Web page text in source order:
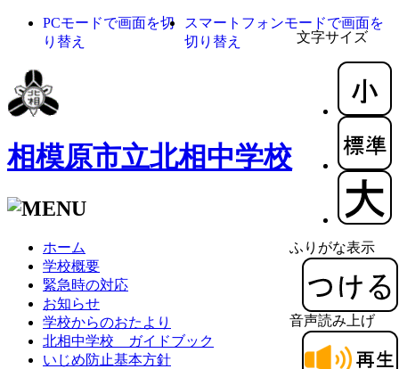
文字サイズ
ふりがな表示
音声読み上げ
PCモードで画面を切
り替え
スマートフォンモードで画面を
切り替え
相模原市立北相中学校
ホーム
学校概要
緊急時の対応
お知らせ
学校からのおたより
北相中学校 ガイドブック
いじめ防止基本方針